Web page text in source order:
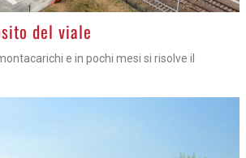
del viale
e in pochi mesi si risolve il